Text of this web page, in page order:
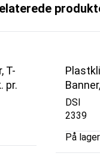
T-
pr.
DSI
2339
På lager